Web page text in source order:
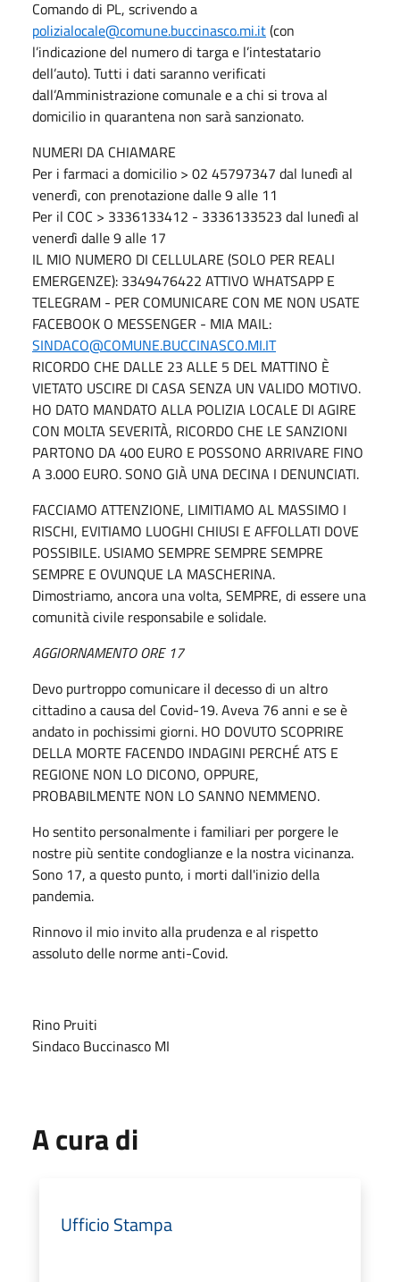
Comando di PL, scrivendo a
polizialocale@comune.buccinasco.mi.it(con
l’indicazione del numero di targa e l’intestatario
dell’auto). Tutti i dati saranno verificati
dall’Amministrazione comunale e a chi si trova al
domicilio in quarantena non sarà sanzionato.
NUMERI DA CHIAMARE
Per i farmaci a domicilio > 02 45797347 dal lunedì al
venerdì, con prenotazione dalle 9 alle 11
Per il COC > 3336133412 - 3336133523 dal lunedì al
venerdì dalle 9 alle 17
IL MIO NUMERO DI CELLULARE (SOLO PER REALI
EMERGENZE): 3349476422 ATTIVO WHATSAPP E
TELEGRAM - PER COMUNICARE CON ME NON USATE
FACEBOOK O MESSENGER - MIA MAIL:
SINDACO@COMUNE.BUCCINASCO.MI.IT
RICORDO CHE DALLE 23 ALLE 5 DEL MATTINO È
VIETATO USCIRE DI CASA SENZA UN VALIDO MOTIVO.
HO DATO MANDATO ALLA POLIZIA LOCALE DI AGIRE
CON MOLTA SEVERITÀ, RICORDO CHE LE SANZIONI
PARTONO DA 400 EURO E POSSONO ARRIVARE FINO
A 3.000 EURO. SONO GIÀ UNA DECINA I DENUNCIATI.
FACCIAMO ATTENZIONE, LIMITIAMO AL MASSIMO I
RISCHI, EVITIAMO LUOGHI CHIUSI E AFFOLLATI DOVE
POSSIBILE. USIAMO SEMPRE SEMPRE SEMPRE
SEMPRE E OVUNQUE LA MASCHERINA.
Dimostriamo, ancora una volta, SEMPRE, di essere una
comunità civile responsabile e solidale.
AGGIORNAMENTO ORE 17
Devo purtroppo comunicare il decesso di un altro
cittadino a causa del Covid-19. Aveva 76 anni e se è
andato in pochissimi giorni. HO DOVUTO SCOPRIRE
DELLA MORTE FACENDO INDAGINI PERCHÉ ATS E
REGIONE NON LO DICONO, OPPURE,
PROBABILMENTE NON LO SANNO NEMMENO.
Ho sentito personalmente i familiari per porgere le
nostre più sentite condoglianze e la nostra vicinanza.
Sono 17, a questo punto, i morti dall'inizio della
pandemia.
Rinnovo il mio invito alla prudenza e al rispetto
assoluto delle norme anti-Covid.
Rino Pruiti
Sindaco Buccinasco MI
A cura di
Ufficio Stampa